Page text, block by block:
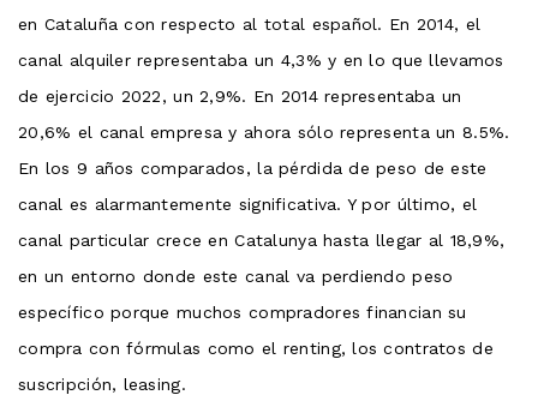
en Cataluña con respecto al total español. En 2014, el
canal alquiler representaba un 4,3% y en lo que llevamos
de ejercicio 2022, un 2,9%. En 2014 representaba un
20,6% el canal empresa y ahora sólo representa un 8.5%.
En los 9 años comparados, la pérdida de peso de este
canal es alarmantemente significativa. Y por último, el
canal particular crece en Catalunya hasta llegar al 18,9%,
en un entorno donde este canal va perdiendo peso
específico porque muchos compradores financian su
compra con fórmulas como el renting, los contratos de
suscripción, leasing.